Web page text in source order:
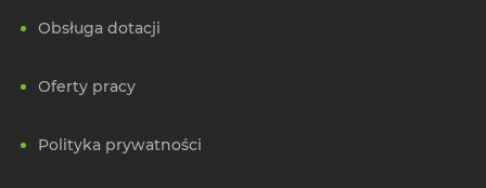
Obsługa dotacji
Oferty pracy
Polityka prywatności